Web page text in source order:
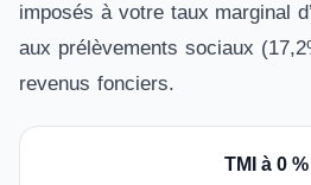
imposés à votre taux marginal
aux prélèvements sociaux
revenus fonciers.
TMI à 0 %